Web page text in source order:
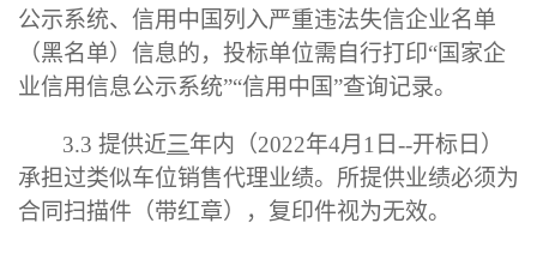
公示系统、 信用中国列入严重违法失信企业名单
（黑名单）信息的，投标单位需自行打印“国家企
业信用信息公示系统”“信用中国”查询记录。
3.3 提供近三年内（2022年4月 1 日--开标日）
承担过类似车位销售代理业绩。 所提供业绩必须为
合同扫描件（带红章），复印件视为无效。